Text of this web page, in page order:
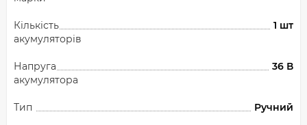
Кількість
акумуляторів
1 шт
Напруга
акумулятора
36 В
Тип Ручний